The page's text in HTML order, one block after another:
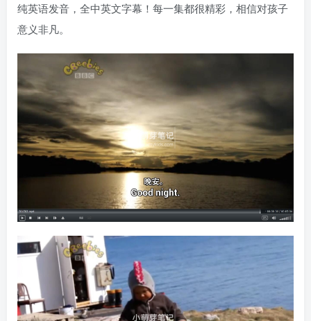
纯英语发音，全中英文字幕！每一集都很精彩，相信对孩子
意义非凡。